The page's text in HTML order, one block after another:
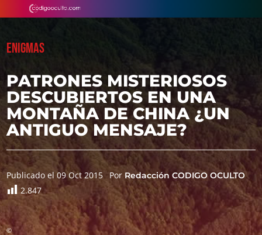
ENIGMAS
PATRONES MISTERIOSOS
DESCUBIERTOS EN UNA
MONTAÑA DE CHINA ¿UN
ANTIGUO MENSAJE?
Publicado el 09 Oct 2015 Por Redacción CODIGO OCULTO
2.847
©